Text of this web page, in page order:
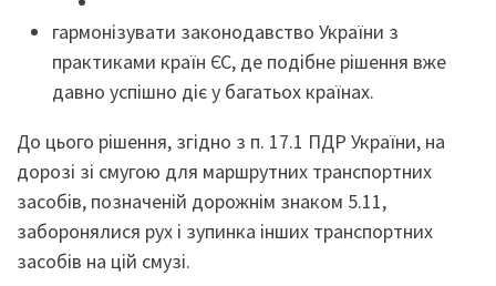
гармонізувати законодавство України з
практиками країн ЄС, де подібне рішення вже
давно успішно діє у багатьох країнах.
До цього рішення, згідно з п. 17.1 ПДР України, на
дорозі зі смугою для маршрутних транспортних
засобів, позначеній дорожнім знаком 5.11,
заборонялися рух і зупинка інших транспортних
засобів на цій смузі.